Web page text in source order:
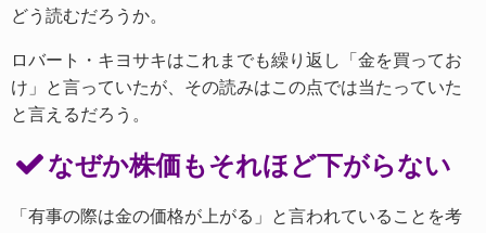
どう読むだろうか。
ロバート・キヨサキはこれまでも繰り返し「金を買ってお
け」と言っていたが、その読みはこの点では当たっていた
と言えるだろう。
なぜか株価もそれほど下がらない
「有事の際は金の価格が上がる」と言われていることを考